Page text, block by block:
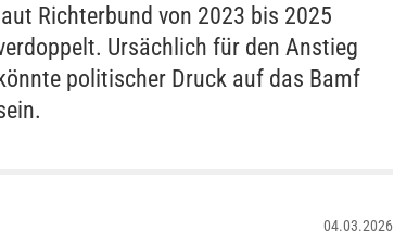
laut Richterbund von 2023 bis 2025
Ursächlich für den Anstieg
könnte politischer Druck auf das Bamf
04.03.2026